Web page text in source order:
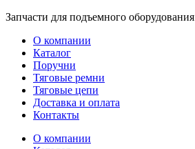
Перейти
содержимому
Запчасти для подъемного оборудования
О компании
Каталог
Поручни
Тяговые ремни
Тяговые цепи
Доставка и оплата
Контакты
О компании